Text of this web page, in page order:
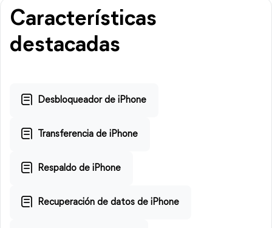
Características
destacadas
Desbloqueador de iPhone
Transferencia de iPhone
Respaldo de iPhone
Recuperación de datos de iPhone